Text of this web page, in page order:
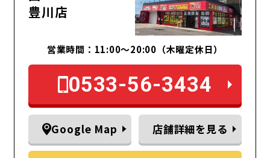
豊川店
営業時間：11:00～20:00（木曜定休日）
0533-56-3434
Google Map 店舗詳細を見る